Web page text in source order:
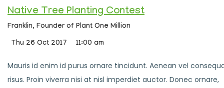
Native Tree Planting Contest
Franklin, Founder of Plant One Million
Thu 26 Oct 2017 11:00 am
Mauris id enim id purus ornare tincidunt. Aenean vel
risus. Proin viverra nisi at nisl imperdiet auctor. Donec ornare,